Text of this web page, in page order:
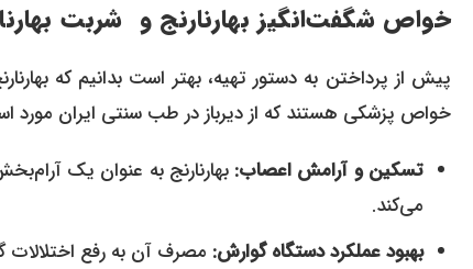
خواص شگفت‌انگیز بهارنارنج و شربت
پیش از پرداختن به دستور تهیه، بهتر است بدانیم که
خواص پزشکی هستند که از دیرباز در طب سنتی ایران مورد
تسکین و آرامش اعصاب: بهارنارنج به عنوان یک
می‌کند.
بهبود عملکرد دستگاه گوارش: مصرف آن به رفع